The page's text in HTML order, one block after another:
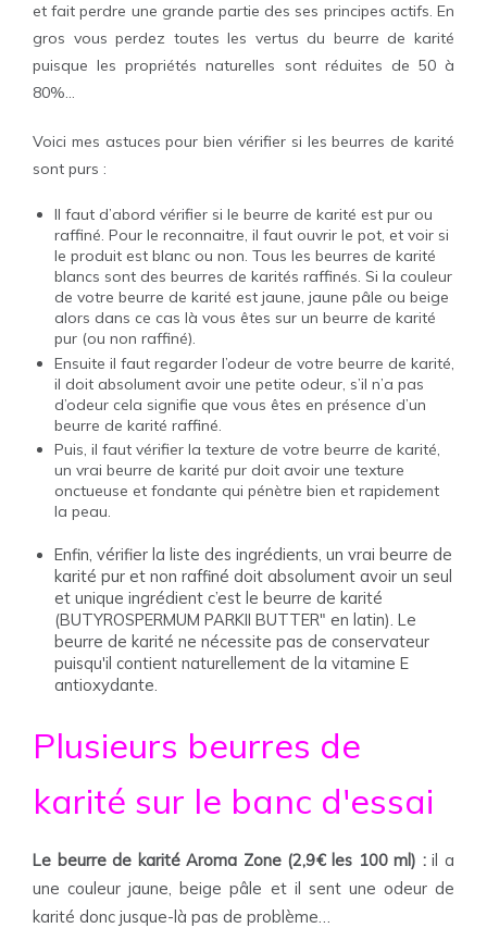
et fait perdre une grande partie des ses principes actifs. En
gros vous perdez toutes les vertus du beurre de karité
puisque les propriétés naturelles sont réduites de 50 à
80%...
Voici mes astuces pour bien vérifier si les beurres de karité
sont purs :
Il faut d’abord vérifier si le beurre de karité est pur ou
raffiné. Pour le reconnaitre, il faut ouvrir le pot, et voir si
le produit est blanc ou non. Tous les beurres de karité
blancs sont des beurres de karités raffinés. Si la couleur
de votre beurre de karité est jaune, jaune pâle ou beige
alors dans ce cas là vous êtes sur un beurre de karité
pur (ou non raffiné).
Ensuite il faut regarder l’odeur de votre beurre de karité,
il doit absolument avoir une petite odeur, s’il n’a pas
d’odeur cela signifie que vous êtes en présence d’un
beurre de karité raffiné.
Puis, il faut vérifier la texture de votre beurre de karité,
un vrai beurre de karité pur doit avoir une texture
onctueuse et fondante qui pénètre bien et rapidement
la peau.
Enfin, vérifier la liste des ingrédients, un vrai beurre de
karité pur et non raffiné doit absolument avoir un seul
et unique ingrédient c’est le beurre de karité
(BUTYROSPERMUM PARKII BUTTER" en latin). Le
beurre de karité ne nécessite pas de conservateur
puisqu'il contient naturellement de la vitamine E
antioxydante.
Plusieurs beurres de
karité sur le banc d'essai
Le beurre de karité Aroma Zone (2,9€ les 100 ml) :il a
une couleur jaune, beige pâle et il sent une odeur de
karité donc jusque-là pas de problème…